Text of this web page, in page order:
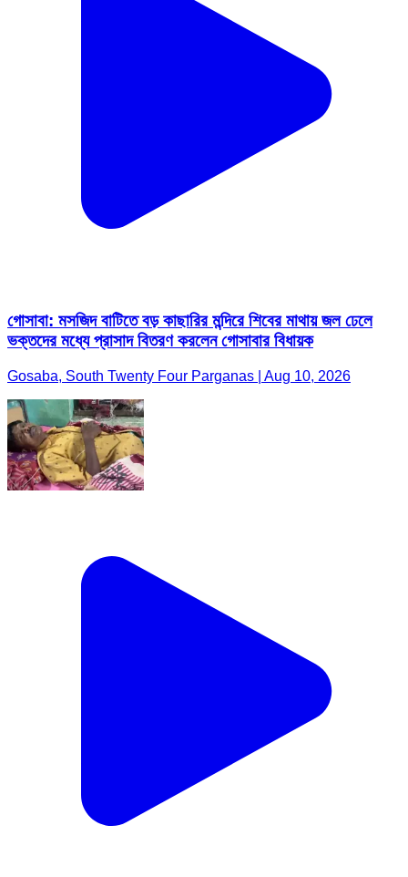
গোসাবা: মসজিদ বাটিতে বড় কাছারির মন্দিরে শিবের মাথায় জল ঢেলে
ভক্তদের মধ্যে প্রাসাদ বিতরণ করলেন গোসাবার বিধায়ক
Gosaba, South Twenty Four Parganas | Aug 10, 2026